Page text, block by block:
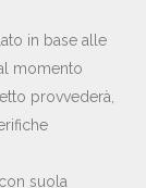
in base alle
momento
provvederà,
suola